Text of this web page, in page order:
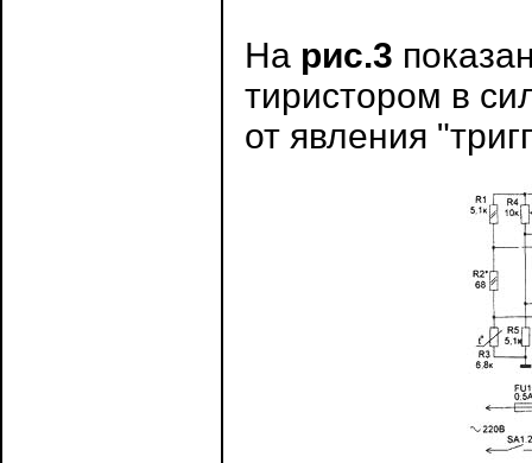
На рис.3
тиристором в
от явления